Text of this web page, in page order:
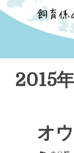
2015
オ